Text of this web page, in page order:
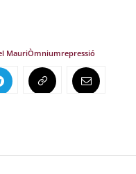
MauriÒmniumrepressió